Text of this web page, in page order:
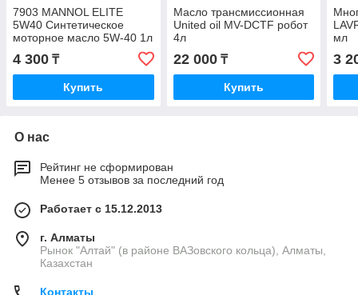
7903 MANNOL ELITE
5W40 Синтетическое
моторное масло 5W-40 1л
4 300 ₸
Купить
Масло трансмиссионная
United oil MV-DCTF робот
4л
22 000₸
Купить
мл
3
О нас
Рейтинг не сформирован
Менее 5 отзывов за последний год
Работает с 15.12.2013
г. Алматы
Рынок "Алтай" (в районе ВАЗовского кольца), Алматы,
Казахстан
Контакты